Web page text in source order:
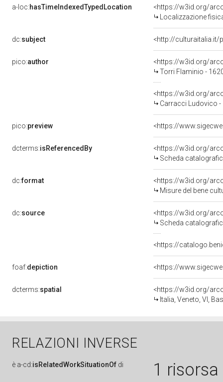
a-loc:hasTimeIndexedTypedLocation
<https://w3id.org/
Localizzazione
dc:subject <http://
pico:author
<https://w3id.org/
Torri Flaminio -
<https://w3id.org/
Carracci Ludovico
pico:preview <https://
dcterms:isReferencedBy
<https://w3id.org/
Scheda
dc:format
<https://w3id.org/
Misure del bene
dc:source
<https://w3id.org/
Scheda
<https://
foaf:depiction <https://
dcterms:spatial
<https://w3id.org/
Italia, Veneto, VI,
RELAZIONI INVERSE
è a-cd:isRelatedWorkSituationOf di 1 risorsa